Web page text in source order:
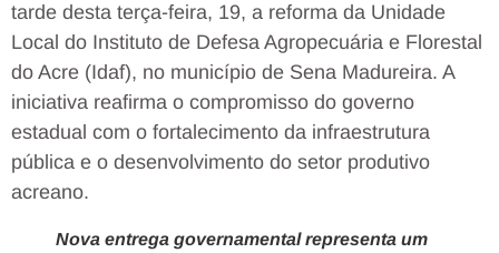
tarde desta terça-feira, 19, a reforma da Unidade
Local do Instituto de Defesa Agropecuária e Florestal
do Acre (Idaf), no município de Sena Madureira. A
iniciativa reafirma o compromisso do governo
estadual com o fortalecimento da infraestrutura
pública e o desenvolvimento do setor produtivo
acreano.
Nova entrega governamental representa um